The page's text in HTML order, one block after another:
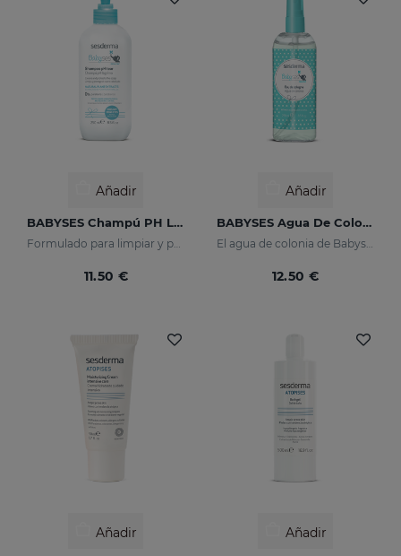
Añadir
BABYSES Champú PH Lágrima
11.50 €
Añadir
BABYSES Agua De Colonia
El agua de colonia de Babyses apuesta por la frescura y el buen gusto. Sus notas de salida son florales construidas sobre una base de almizcles blancos. </p>
12.50 €
Añadir Añadir